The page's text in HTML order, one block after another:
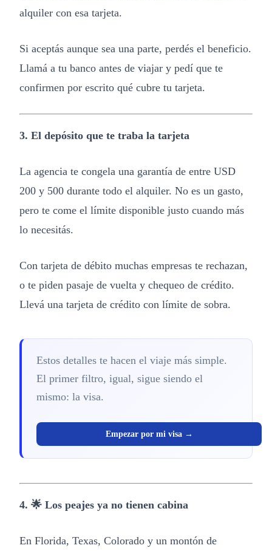
alquiler con esa tarjeta.
Si aceptás aunque sea una parte, perdés el beneficio.
Llamá a tu banco antes de viajar y pedí que te
confirmen por escrito qué cubre tu tarjeta.
3. El depósito que te traba la tarjeta
La agencia te congela una garantía de entre USD
200 y 500 durante todo el alquiler. No es un gasto,
pero te come el límite disponible justo cuando más
lo necesitás.
Con tarjeta de débito muchas empresas te rechazan,
o te piden pasaje de vuelta y chequeo de crédito.
Llevá una tarjeta de crédito con límite de sobra.
Estos detalles te hacen el viaje más simple.
El primer filtro, igual, sigue siendo el
mismo: la visa.
Empezar por mi visa →
4. 🌟 Los peajes ya no tienen cabina
En Florida, Texas, Colorado y un montón de